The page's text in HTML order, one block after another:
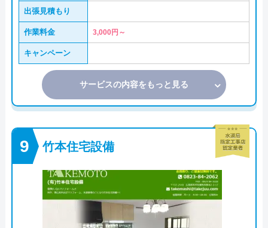
出張見積もり
作業料金 3,000円～
キャンペーン
サービスの内容をもっと見る
竹本住宅設備